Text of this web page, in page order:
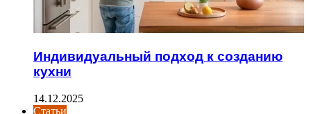
Индивидуальный подход к созданию
кухни
14.12.2025
Статьи